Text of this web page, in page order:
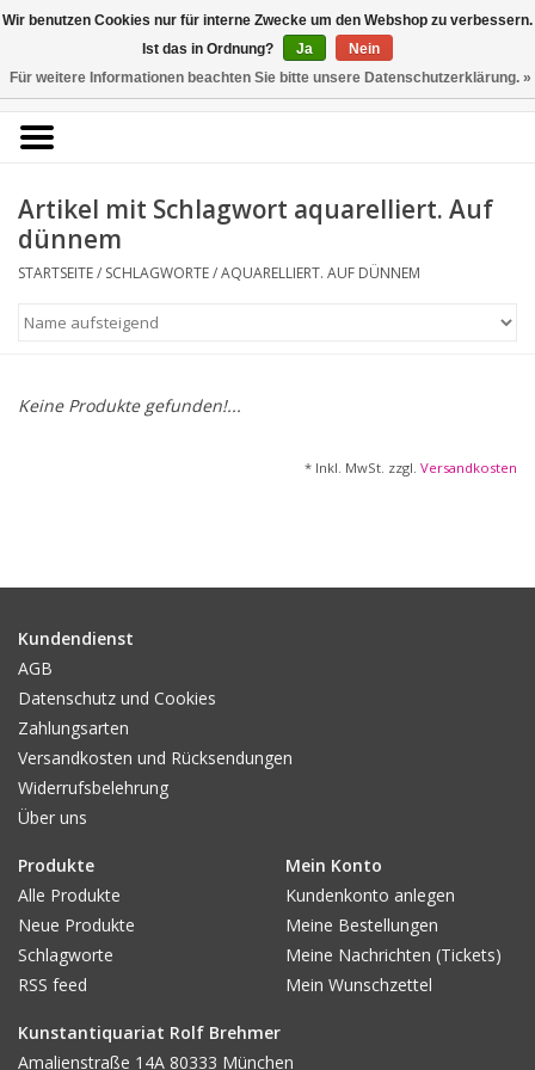
0 Artikel - €0,00
Kunstantiquariat
Rolf Brehmer
Portal für Grafik aus 5
Fotografie
Varia & Rara
Kunst-Doku
Artikel mit Schlagwort aquarelliert. Auf
dünnem
STARTSEITE/ SCHLAGWORTE/AQUARELLIERT. AUF DÜNNEM
Keine Produkte gefunden!...
* Inkl. MwSt. zzgl. Versandkosten
Kundendienst
AGB
Datenschutz und Cookies
Zahlungsarten
Versandkosten und Rücksendungen
Widerrufsbelehrung
Über uns
Produkte
Alle Produkte
Neue Produkte
Schlagworte
RSS feed
Mein Konto
Kundenkonto anlegen
Meine Bestellungen
Meine Nachrichten (Tickets)
Mein Wunschzettel
Kunstantiquariat Rolf Brehmer
Amalienstraße 14A 80333 München
Wir benutzen Cookies nur für interne Zwecke um den Webshop zu verbessern.
Ist das in Ordnung?
Ja
Nein
Für weitere Informationen beachten Sie bitte unsere Datenschutzerklärung. »